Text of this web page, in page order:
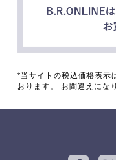
*当サイトの税込価格表示
おります。 お間違えにな